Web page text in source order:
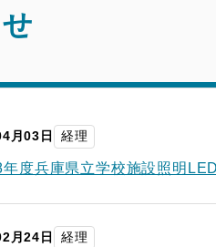
月03日 経理
年度兵庫県立学校施設照明
月24日 経理